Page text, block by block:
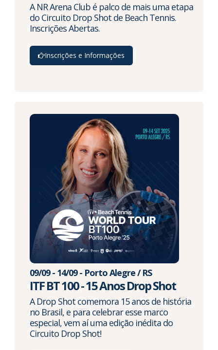
A NR Arena Club é palco de mais uma etapa
do Circuito Drop Shot de Beach Tennis.
Inscrições Abertas.
Inscrições e Informações
09/09 - 14/09 - Porto Alegre / RS
ITF BT 100 - 15 Anos Drop Shot
A Drop Shot comemora 15 anos de história
no Brasil, e para celebrar esse marco
especial, vem aí uma edição inédita do
Circuito Drop Shot!